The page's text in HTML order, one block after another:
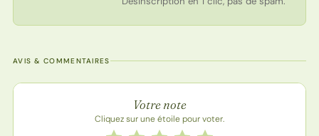
AVIS & COMMENTAIRES
Note de la recette
Votre note
Cliquez sur une étoile pour voter.